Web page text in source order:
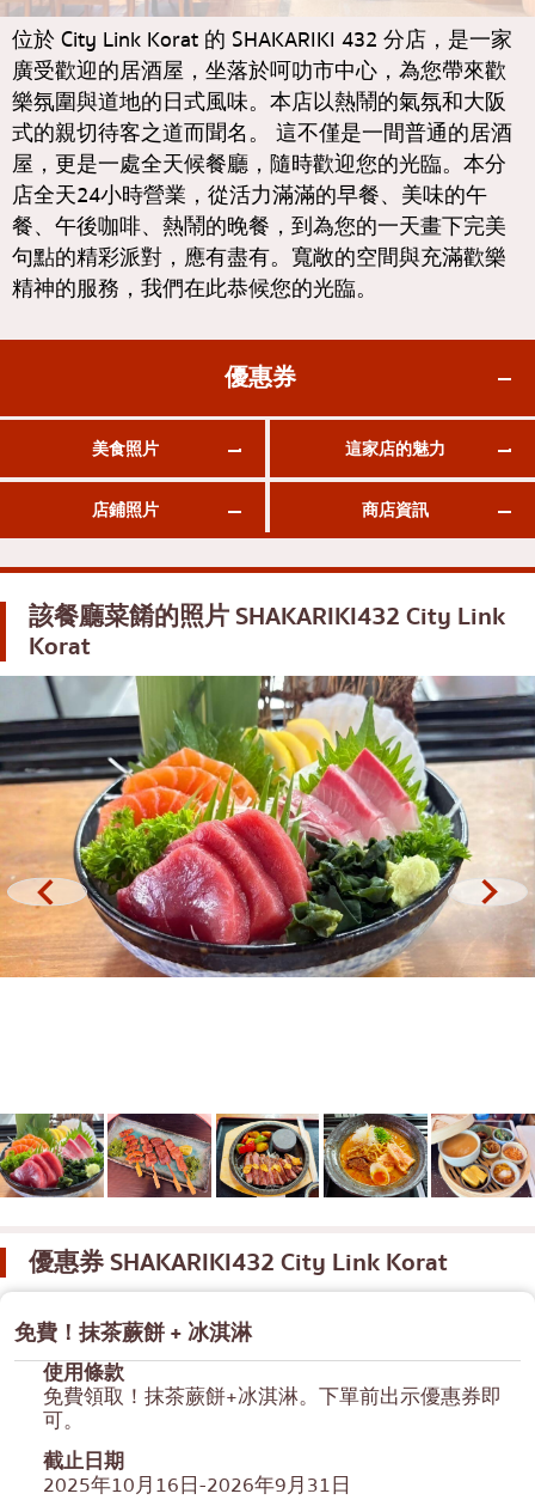
蕎麥麵/烏龍麵
日本糖果
天婦羅
主廚特選
頂級日本餐廳
刺身/海鮮
日式西餐
螃蟹
御好燒／天婦羅
丼（米飯）
自助餐
牛排
油炸食品
日式火鍋
烤串/烤內臟
傳統日本餐廳
章魚燒
關東煮/日式燉菜
套餐/日本家常菜
便當/日本料理配送服務
阿索克
阿里
風車
沙吞
論堅果
拉瑪九世
拉差達
奇隆
很多的
烏東蘇克
暹羅天地
中央世界
暖武里府
清邁
拉差帕拉奧
北欖府
巴吞他尼府
沙沒沙空
普吉島
拉瑪三世
拉瑪四世
其他
位於 City Link Korat 的 SHAKARIKI 432 分店，是一家
廣受歡迎的居酒屋，坐落於呵叻市中心，為您帶來歡
樂氛圍與道地的日式風味。本店以熱鬧的氣氛和大阪
式的親切待客之道而聞名。 這不僅是一間普通的居酒
屋，更是一處全天候餐廳，隨時歡迎您的光臨。本分
店全天24小時營業，從活力滿滿的早餐、美味的午
餐、午後咖啡、熱鬧的晚餐，到為您的一天畫下完美
句點的精彩派對，應有盡有。寬敞的空間與充滿歡樂
精神的服務，我們在此恭候您的光臨。
美食照片
優惠券
這家店的魅力
店鋪照片 商店資訊
該餐廳菜餚的照片SHAKARIKI432 City Link
Korat
優惠券SHAKARIKI432 City Link Korat
免費！抹茶蕨餅 + 冰淇淋
使用條款
免費領取！抹茶蕨餅+冰淇淋。下單前出示優惠券即
可。
截止日期
2025年10月16日-2026年9月31日